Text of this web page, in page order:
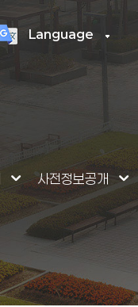
Language
사전정보공개